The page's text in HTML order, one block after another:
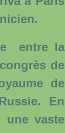
entre la
de
de
En
une vaste